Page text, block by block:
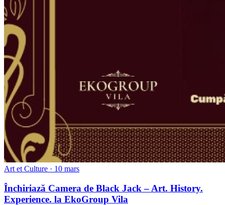
Art et Culture · 10 mars
Închiriază Camera de Black Jack – Art. History.
Experience. la EkoGroup Vila